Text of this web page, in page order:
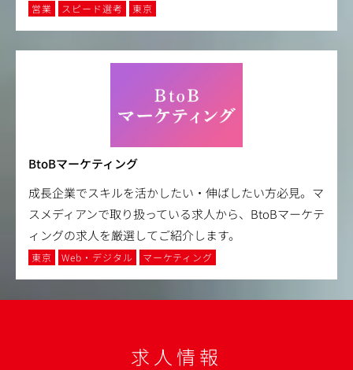
営業 スピード選考 東京
BtoBマーケティング
成長企業でスキルを活かしたい・伸ばしたい方必見。マ
スメディアンで取り扱っている求人から、BtoBマーケテ
ィングの求人を厳選してご紹介します。
東京 Web・デジタル マーケティング
求人情報